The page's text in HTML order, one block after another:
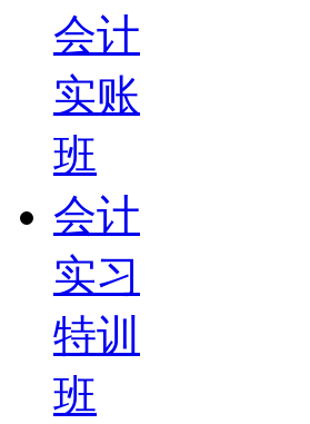
会计
实账
班
会计
实习
特训
班